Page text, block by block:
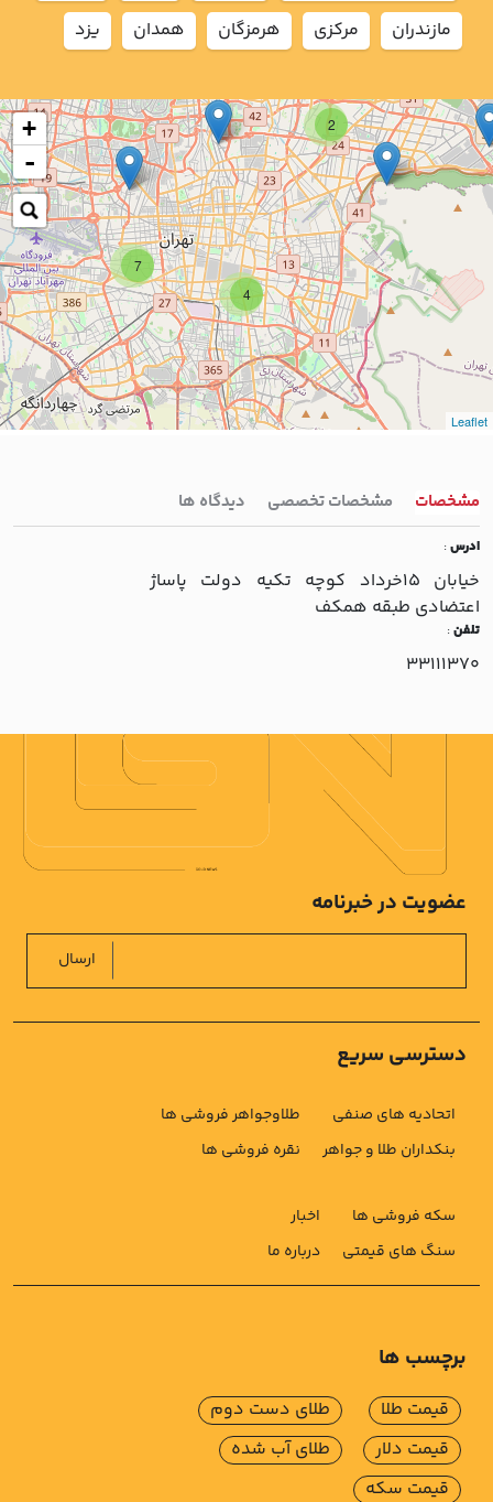
7
2
4
+
-
Leaflet
مازندران
مركزي هرمزگان همدان يزد
مشخصات مشخصات تخصصی دیدگاه ها
ادرس:
خيابان 15خرداد کوچه تکيه دولت پاساژ
اعتضادي طبقه همکف
تلفن:
33111370
دسترسی سریع
اتحادیه های صنفی
بنکداران طلا و جواهر
طلاوجواهر فروشی ها
نقره فروشی ها
سکه فروشی ها
سنگ های قیمتی
اخبار
درباره ما
عضویت در خبرنامه
ارسال
برچسب ها
قیمت طلا
قیمت دلار
قیمت سکه
طلای دست دوم
طلای آب شده